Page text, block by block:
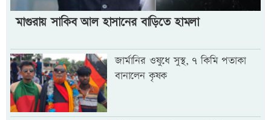
মাগুরায় সাকিব আল হাসানের বাড়িতে হামলা
জার্মানির ওষুধে সুস্থ, ৭ কিমি পতাকা
বানালেন কৃষক